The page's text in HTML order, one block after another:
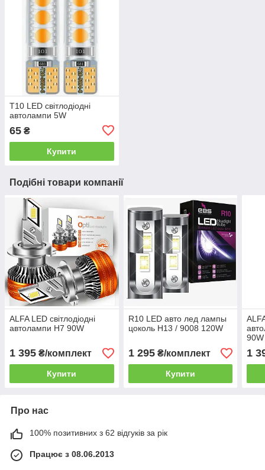
T10 LED світлодіодні
автолампи 5W
65 ₴
Купити
Подібні товари компанії
ALFA LED світлодіодні
автолампи H7 90W
1 395 ₴/комплект
Купити
R10 LED авто лед лампы
цоколь H13 / 9008 120W
1 295₴/комплект
Купити
90W
1
Про нас
100% позитивних з 62 відгуків за рік
Працює з 08.06.2013